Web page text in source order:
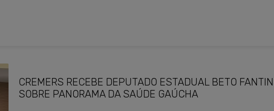
CREMERS RECEBE DEPUTADO ESTADUAL BETO
SOBRE PANORAMA DA SAÚDE GAÚCHA